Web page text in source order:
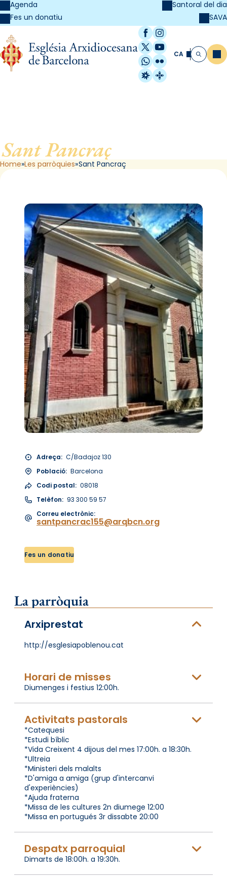
Agenda
Fes un donatiu
Santoral del dia
SAVA
Facebook
Instagram
X / Twitter
YouTube
WhatsApp
Flickr
Radio Estel
Catalunya
CA Cerca
Sant Pancraç, de Barcelona
Home Les parròquies Sant Pancraç
Adreça: C/Badajoz 130
Població: Barcelona
Codi postal: 08018
Telèfon: 93 300 59 57
Correu electrònic:
santpancrac155@arqbcn.org
Fes un donatiu
La parròquia
Arxiprestat
http://esglesiapoblenou.cat
Horari de misses
Diumenges i festius 12:00h.
Activitats pastorals
*Catequesi
*Estudi bíblic
*Vida Creixent 4 dijous del mes 17:00h. a 18:30h.
*Ultreia
*Ministeri dels malalts
*D'amiga a amiga (grup d'intercanvi
d'experiències)
*Ajuda fraterna
*Missa de les cultures 2n diumege 12:00
*Missa en portugués 3r dissabte 20:00
Despatx parroquial
Dimarts de 18:00h. a 19:30h.